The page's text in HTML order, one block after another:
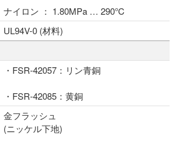
ナイロン ： 1.80MPa … 290℃
UL94V-0 (材料)
・FSR-42057：リン青銅
・FSR-42085：黄銅
金フラッシュ
(ニッケル下地)